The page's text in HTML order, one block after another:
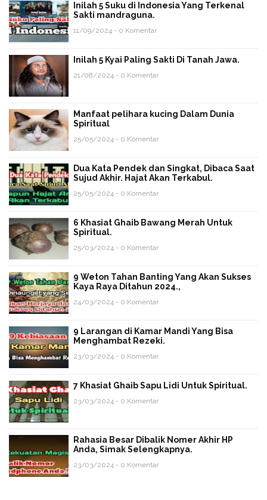
Inilah 5 Suku di Indonesia Yang Terkenal
Sakti mandraguna.
11/09/2024 - 0 Komentar
Inilah 5 Kyai Paling Sakti Di Tanah Jawa.
21/08/2024 - 0 Komentar
Manfaat pelihara kucing Dalam Dunia
Spiritual
25/05/2024 - 0 Komentar
Dua Kata Pendek dan Singkat, Dibaca Saat
Sujud Akhir. Hajat Akan Terkabul.
25/05/2024 - 0 Komentar
6 Khasiat Ghaib Bawang Merah Untuk
Spiritual.
25/03/2024 - 0 Komentar
9 Weton Tahan Banting Yang Akan Sukses
Kaya Raya Ditahun 2024.,
24/03/2024 - 0 Komentar
9 Larangan di Kamar Mandi Yang Bisa
Menghambat Rezeki.
23/03/2024 - 0 Komentar
7 Khasiat Ghaib Sapu Lidi Untuk Spiritual.
23/03/2024 - 0 Komentar
Rahasia Besar Dibalik Nomer Akhir HP
Anda, Simak Selengkapnya.
23/03/2024 - 0 Komentar